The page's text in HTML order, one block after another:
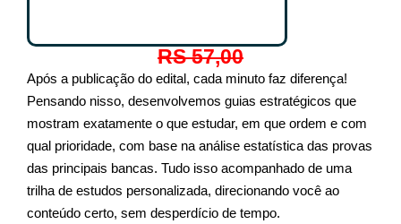
RS 57,00
Após a publicação do edital, cada minuto faz diferença!
Pensando nisso, desenvolvemos guias estratégicos que
mostram exatamente o que estudar, em que ordem e com
qual prioridade, com base na análise estatística das provas
das principais bancas. Tudo isso acompanhado de uma
trilha de estudos personalizada, direcionando você ao
conteúdo certo, sem desperdício de tempo.